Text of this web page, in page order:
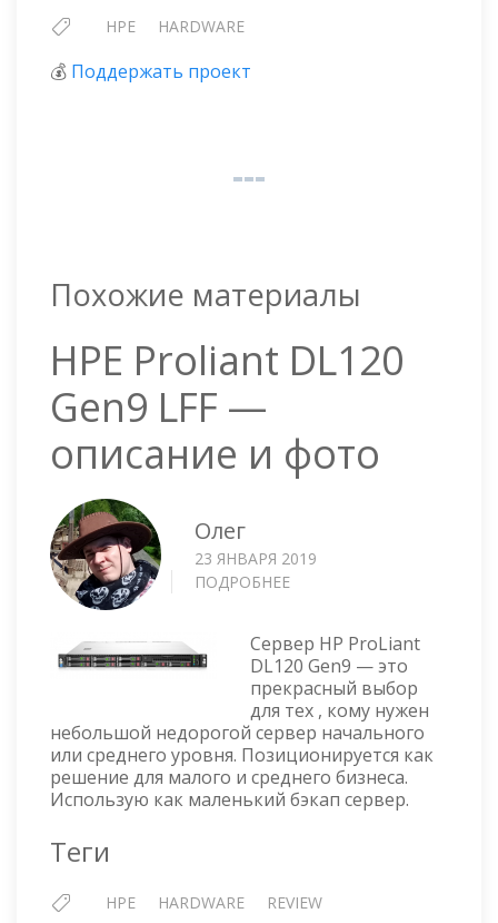
HPE HARDWARE
💰 Поддержать проект
Похожие материалы
HPE Proliant DL120
Gen9 LFF —
описание и фото
Олег
23 ЯНВАРЯ 2019
ПОДРОБНЕЕ
DL120
GEN9
LFF
—
ОПИСАНИЕ
И
ФОТО
Сервер HP ProLiant
DL120 Gen9 — это
прекрасный выбор
для тех , кому нужен
небольшой недорогой сервер начального
или среднего уровня. Позиционируется как
решение для малого и среднего бизнеса.
Использую как маленький бэкап сервер.
Теги
HPE HARDWARE REVIEW